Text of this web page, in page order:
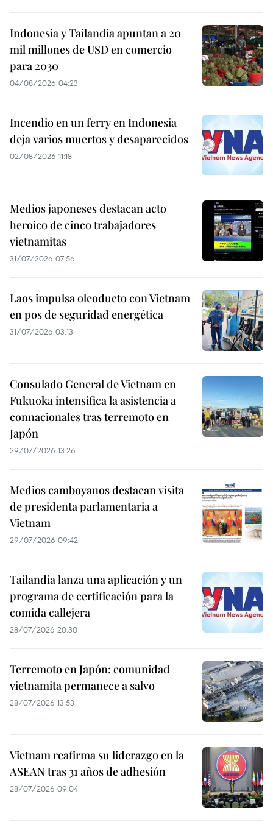
Indonesia y Tailandia apuntan a 20
mil millones de USD en comercio
para 2030
04/08/2026 04:23
Incendio en un ferry en Indonesia
deja varios muertos y desaparecidos
02/08/2026 11:18
Medios japoneses destacan acto
heroico de cinco trabajadores
vietnamitas
31/07/2026 07:56
Laos impulsa oleoducto con Vietnam
en pos de seguridad energética
31/07/2026 03:13
Consulado General de Vietnam en
Fukuoka intensifica la asistencia a
connacionales tras terremoto en
Japón
29/07/2026 13:26
Medios camboyanos destacan visita
de presidenta parlamentaria a
Vietnam
29/07/2026 09:42
Tailandia lanza una aplicación y un
programa de certificación para la
comida callejera
28/07/2026 20:30
Terremoto en Japón: comunidad
vietnamita permanece a salvo
28/07/2026 13:53
Vietnam reafirma su liderazgo en la
ASEAN tras 31 años de adhesión
28/07/2026 09:04